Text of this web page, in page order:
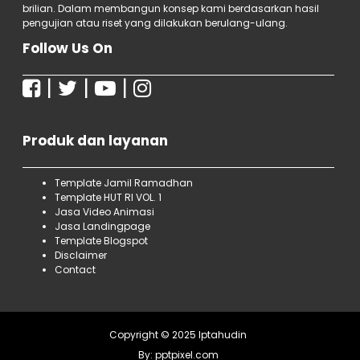
animasi Art & Novel Import, Jasa video
animasi Child & Teenager Book Import, Jasa
video animasi Computer Book Import,
brilian. Dalam membangun konsep kami berdasarkan hasil
pengujian atau riset yang dilakukan berulang-ulang.
Follow Us On
| | |
Produk dan layanan
Template Jamil Ramadhan
Template HUT RI VOL. 1
Jasa Video Animasi
Jasa Landingpage
Template Blogspot
Disclaimer
Contact
Copyright © 2025Iptahudin
By: pptpixel.com